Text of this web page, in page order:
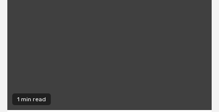
1 min read